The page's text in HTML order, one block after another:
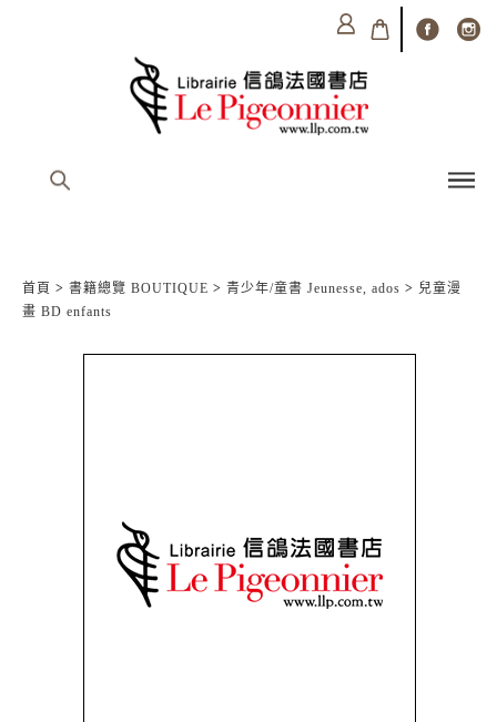
首頁 > 書籍總覽 BOUTIQUE > 青少年/童書 Jeunesse, ados > 兒童漫
畫 BD enfants